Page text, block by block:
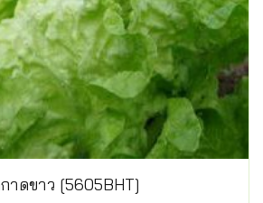
าดขาว [5605BHT]